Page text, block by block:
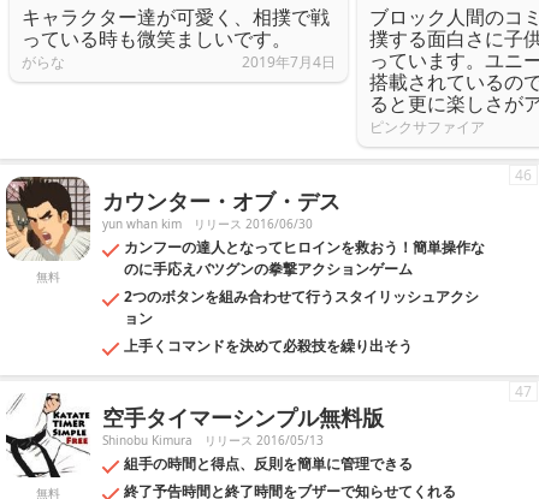
キャラクター達が可愛く、相撲で戦
っている時も微笑ましいです。
がらな 2019年7月4日
ブロック人間のコ
撲する面白さに子
っています。ユニ
搭載されているの
ると更に楽しさが
ピンクサファイア
無料
カウンター・オブ・デス
yun whan kim リリース 2016/06/30
カンフーの達人となってヒロインを救おう！簡単操作な
のに手応えバツグンの拳撃アクションゲーム
2つのボタンを組み合わせて行うスタイリッシュアクシ
ョン
上手くコマンドを決めて必殺技を繰り出そう
46
無料
空手タイマーシンプル無料版
Shinobu Kimura リリース 2016/05/13
組手の時間と得点、反則を簡単に管理できる
終了予告時間と終了時間をブザーで知らせてくれる
47